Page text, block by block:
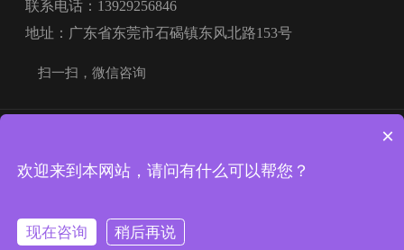
联系电话：13929256846
地址：广东省东莞市石碣镇东风北路153号
扫一扫，微信咨询
粤ICP备2021101337号-1
×
欢迎来到本网站，请问有什么可以帮您？
现在咨询 稍后再说